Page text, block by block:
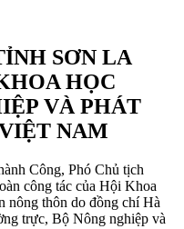
SƠN LA
HỌC
VÀ PHÁT
NAM
Công, Phó Chủ tịch
công tác của Hội Khoa
nông thôn do đồng chí Hà
trực, Bộ Nông nghiệp và